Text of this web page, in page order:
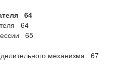
64
64
65
механизма 67